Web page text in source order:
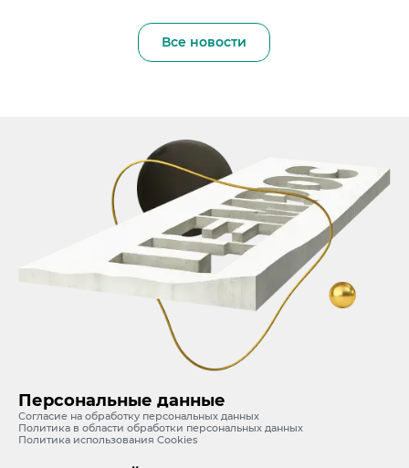
Все новости
Персональные данные
Согласие на обработку персональных данных
Политика в области обработки персональных данных
Политика использования Cookies